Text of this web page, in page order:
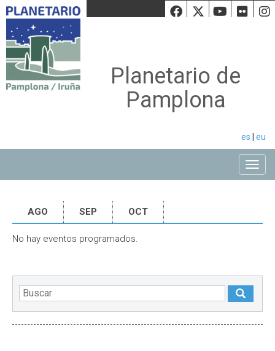
Facebook
Twiiter
Planetario de
Pamplona
es eu
AGO SEP OCT
No hay eventos programados.